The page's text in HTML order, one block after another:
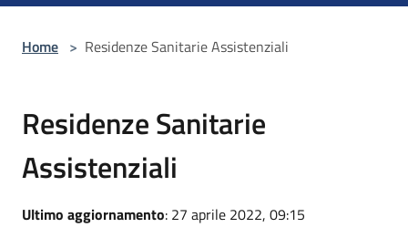
Home > Residenze Sanitarie Assistenziali
Residenze Sanitarie
Assistenziali
Ultimo aggiornamento: 27 aprile 2022, 09:15